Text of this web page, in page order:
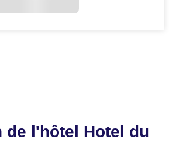
de l'hôtel Hotel du